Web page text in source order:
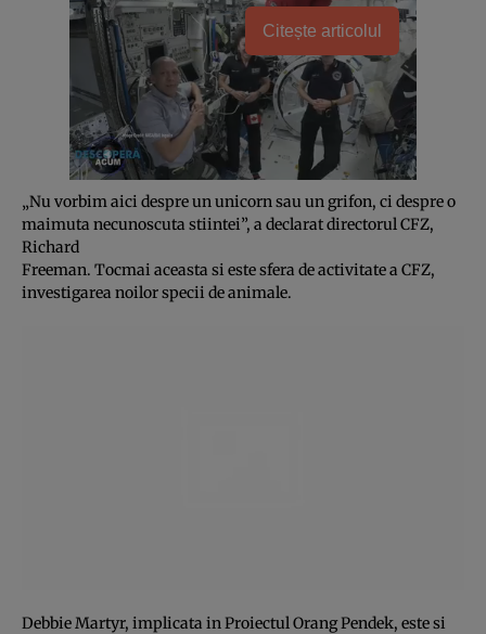
Citește articolul
„Nu vorbim aici despre un unicorn sau un grifon, ci despre o
maimuta necunoscuta stiintei”, a declarat directorul CFZ,
Richard
Freeman. Tocmai aceasta si este sfera de activitate a CFZ,
investigarea noilor specii de animale.
Debbie Martyr, implicata in Proiectul Orang Pendek, este si